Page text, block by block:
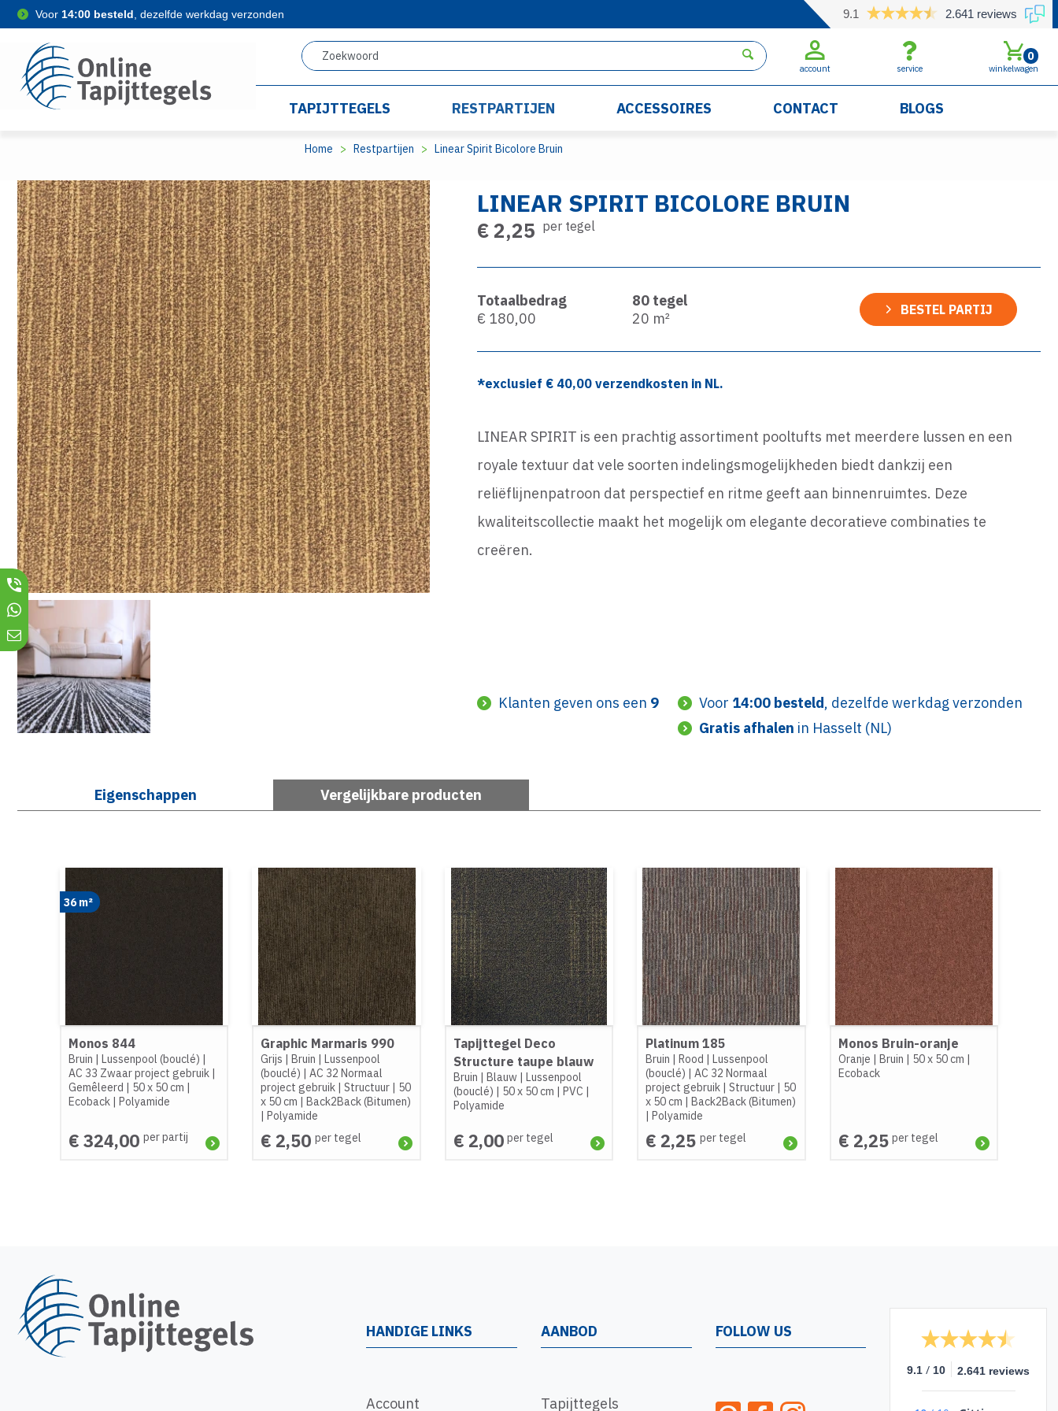
Voor 14:00 besteld , dezelfde werkdag verzonden 9.1 2.641 reviews
account service winkelwagen
0
TAPIJTTEGELS RESTPARTIJEN ACCESSOIRES CONTACT BLOGS
Home Restpartijen Linear Spirit Bicolore Bruin
LINEAR SPIRIT BICOLORE BRUIN
€ 2,25 per tegel
Totaalbedrag
€ 180,00
80 tegel
20 m² BESTEL PARTIJ
*exclusief € 40,00 verzendkosten in NL.
LINEAR SPIRIT is een prachtig assortiment pooltufts met meerdere lussen en een
royale textuur dat vele soorten indelingsmogelijkheden biedt dankzij een
reliëflijnenpatroon dat perspectief en ritme geeft aan binnenruimtes. Deze
kwaliteitscollectie maakt het mogelijk om elegante decoratieve combinaties te
creëren.
Klanten geven ons een 9 Voor 14:00 besteld, dezelfde werkdag verzonden
Gratis afhalen in Hasselt (NL)
Eigenschappen Vergelijkbare producten
36 m²
Monos 844
Bruin Lussenpool (bouclé)
AC 33 Zwaar project gebruik
Gemêleerd
50 x 50 cm
Ecoback
Polyamide
€ 324,00 per partij
Graphic Marmaris 990
Grijs Bruin
Lussenpool
(bouclé) |AC 32 Normaal
project gebruik |Structuur
50
x 50 cm
Back2Back (Bitumen)
Polyamide
€ 2,50 per tegel
Tapijttegel Deco
Structure taupe blauw
Bruin Blauw|
Lussenpool
(bouclé)
50 x 50 cm PVC
Polyamide
€ 2,00 per tegel
Platinum 185
Bruin Rood
Lussenpool
(bouclé) |AC 32 Normaal
project gebruik |Structuur
50
x 50 cm
Back2Back (Bitumen)
Polyamide
€ 2,25 per tegel
Monos Bruin-oranje
Oranje Bruin 50 x 50 cm
Ecoback
€ 2,25 per tegel
HANDIGE LINKS
Account
AANBOD
Tapijttegels
FOLLOW US
9.1 / 10 2.641 reviews